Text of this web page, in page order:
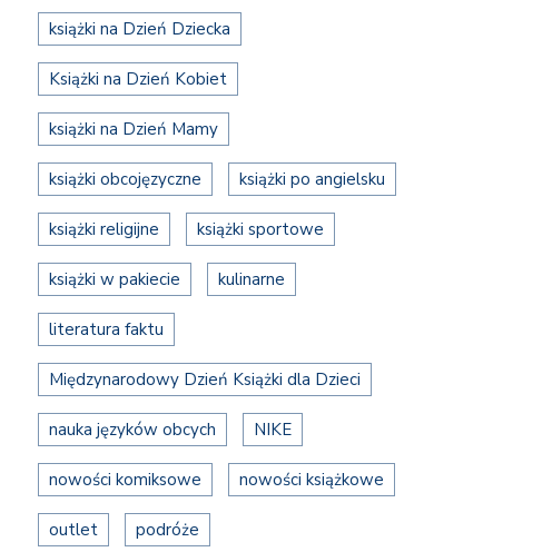
książki na Dzień Dziecka
Książki na Dzień Kobiet
książki na Dzień Mamy
książki obcojęzyczne książki po angielsku
książki religijne książki sportowe
książki w pakiecie kulinarne
literatura faktu
Międzynarodowy Dzień Książki dla Dzieci
nauka języków obcych NIKE
nowości komiksowe nowości książkowe
outlet podróże